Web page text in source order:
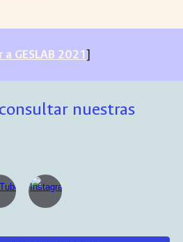
GESLAB 2021]
nuestras